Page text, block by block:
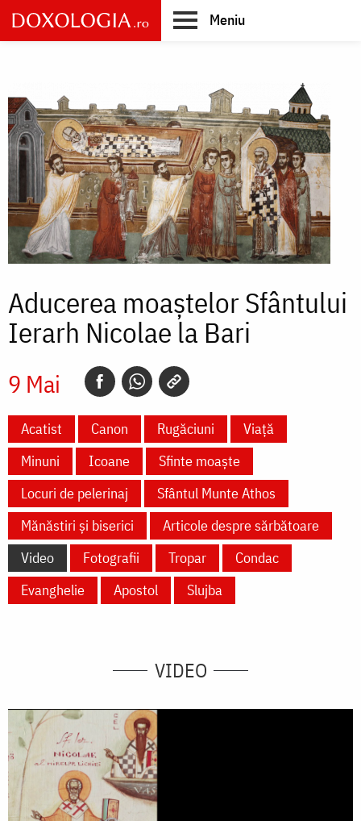
Skip
to
main
Meniu
Aducerea moaștelor Sfântului
Ierarh Nicolae la Bari
9 Mai
Acatist Canon Rugăciuni
Viață
Minuni
Icoane
Sfinte moaște
Locuri de pelerinaj
Sfântul Munte Athos
Mănăstiri și biserici
Articole despre sărbătoare
Video
Fotografii Tropar
Condac
Evanghelie
Apostol Slujba
VIDEO